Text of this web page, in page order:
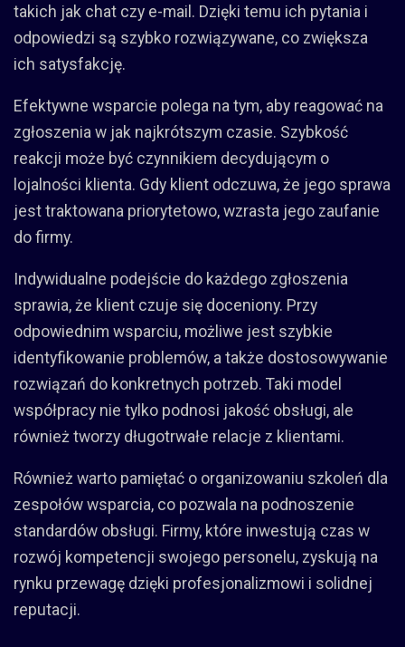
takich jak chat czy e-mail. Dzięki temu ich pytania i
odpowiedzi są szybko rozwiązywane, co zwiększa
ich satysfakcję.
Efektywne wsparcie polega na tym, aby reagować na
zgłoszenia w jak najkrótszym czasie. Szybkość
reakcji może być czynnikiem decydującym o
lojalności klienta. Gdy klient odczuwa, że jego sprawa
jest traktowana priorytetowo, wzrasta jego zaufanie
do firmy.
Indywidualne podejście do każdego zgłoszenia
sprawia, że klient czuje się doceniony. Przy
odpowiednim wsparciu, możliwe jest szybkie
identyfikowanie problemów, a także dostosowywanie
rozwiązań do konkretnych potrzeb. Taki model
współpracy nie tylko podnosi jakość obsługi, ale
również tworzy długotrwałe relacje z klientami.
Również warto pamiętać o organizowaniu szkoleń dla
zespołów wsparcia, co pozwala na podnoszenie
standardów obsługi. Firmy, które inwestują czas w
rozwój kompetencji swojego personelu, zyskują na
rynku przewagę dzięki profesjonalizmowi i solidnej
reputacji.